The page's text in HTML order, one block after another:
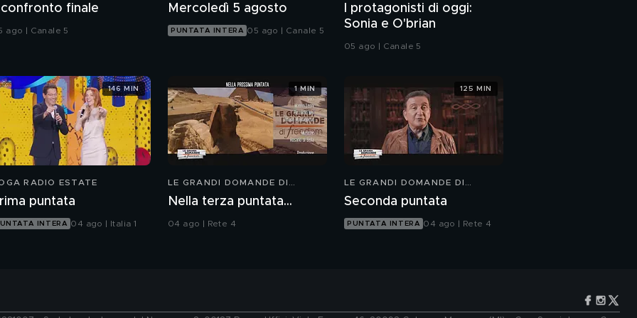
confronto finale
ago | Canale 5
Mercoledì 5 agosto
PUNTATA INTERA 05 ago | Canale 5
I protagonisti di oggi:
Sonia e O'brian
05 ago | Canale 5
RADIO ESTATE
puntata
INTERA 04 ago | Italia 1
146 MIN
LE GRANDI DOMANDE DI
Nella terza puntata...
04 ago | Rete 4
1 MIN
LE GRANDI DOMANDE DI
Seconda puntata
PUNTATA INTERA 04 ago | Rete 4
125 MIN